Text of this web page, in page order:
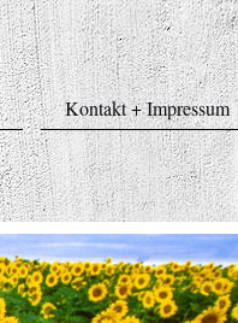
Kontakt + Impressum